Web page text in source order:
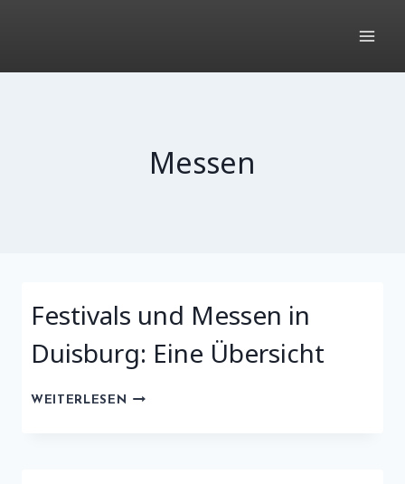
Messen
Festivals und Messen in
Duisburg: Eine Übersicht
WEITERLESEN FESTIVALS